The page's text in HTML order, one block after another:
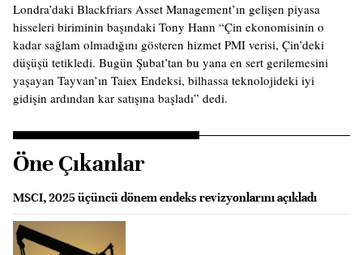
Londra’daki Blackfriars Asset Management’ın gelişen piyasa
hisseleri biriminin başındaki Tony Hann “Çin ekonomisinin o
kadar sağlam olmadığını gösteren hizmet PMI verisi, Çin’deki
düşüşü tetikledi. Bugün Şubat’tan bu yana en sert gerilemesini
yaşayan Tayvan’ın Taiex Endeksi, bilhassa teknolojideki iyi
gidişin ardından kar satışına başladı” dedi.
Öne Çıkanlar
MSCI, 2025 üçüncü dönem endeks revizyonlarını açıkladı